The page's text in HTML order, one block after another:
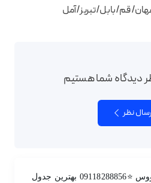
قم/بابل/تبریز/آمل
دیدگاه شما هستیم
نظر
لیست باربری های گنبد کاووس ⭐️09118288856 بهترین جدول